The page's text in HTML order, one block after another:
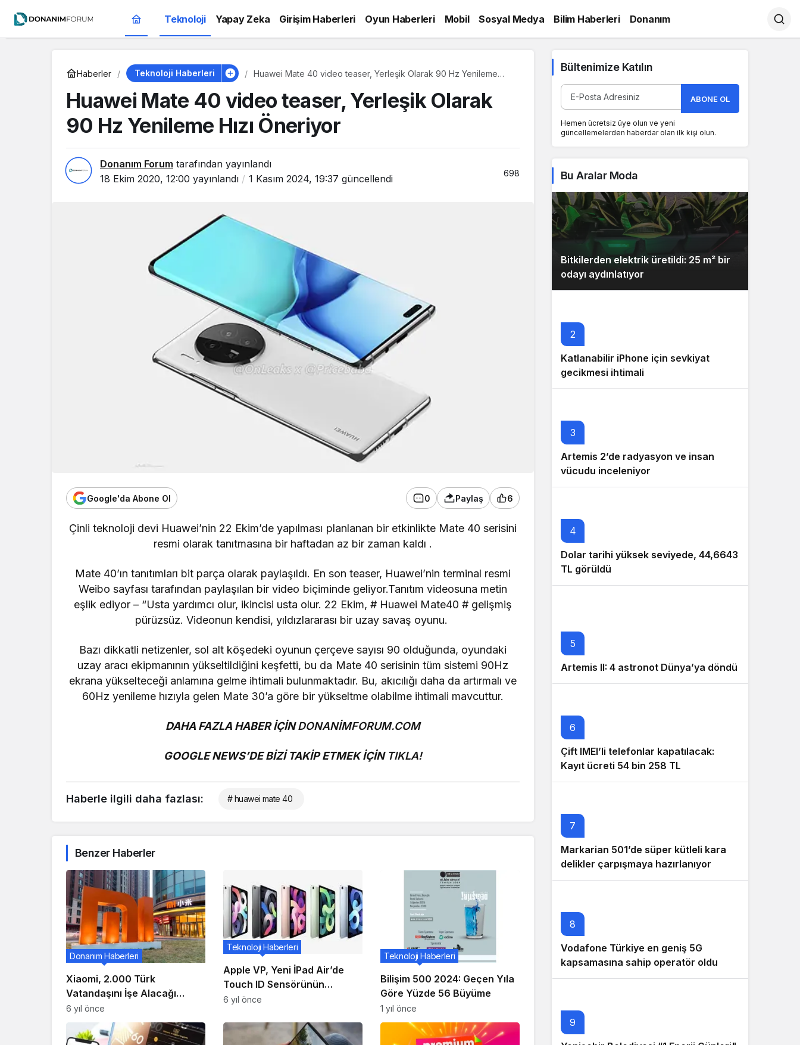
Teknoloji Yapay Zeka Girişim Haberleri Oyun Haberleri Mobil Sosyal Medya Bilim Haberleri Donanım
Haberler Teknoloji Haberleri
Huawei Mate 40 video teaser, Yerleşik Olarak 90 Hz Yenileme
Huawei Mate 40 video teaser, Yerleşik Olarak
90 Hz Yenileme Hızı Öneriyor
Donanım Forum tarafından yayınlandı
18 Ekim 2020, 12:00 yayınlandı 1 Kasım 2024, 19:37 güncellendi 698
Google'da Abone Ol 0 Paylaş 6
Çinli teknoloji devi Huawei’nin 22 Ekim’de yapılması planlanan bir etkinlikte Mate 40 serisini
resmi olarak tanıtmasına bir haftadan az bir zaman kaldı .
Mate 40’ın tanıtımları bit parça olarak paylaşıldı. En son teaser, Huawei’nin terminal resmi
Weibo sayfası tarafından paylaşılan bir video biçiminde geliyor.Tanıtım videosuna metin
eşlik ediyor – “Usta yardımcı olur, ikincisi usta olur. 22 Ekim, # Huawei Mate40 # gelişmiş
pürüzsüz. Videonun kendisi, yıldızlararası bir uzay savaş oyunu.
Bazı dikkatli netizenler, sol alt köşedeki oyunun çerçeve sayısı 90 olduğunda, oyundaki
uzay aracı ekipmanının yükseltildiğini keşfetti, bu da Mate 40 serisinin tüm sistemi 90Hz
ekrana yükselteceği anlamına gelme ihtimali bulunmaktadır. Bu, akıcılığı daha da artırmalı ve
60Hz yenileme hızıyla gelen Mate 30’a göre bir yükseltme olabilme ihtimali mavcuttur.
DAHA FAZLA HABER İÇİNDONANİMFORUM.COM
GOOGLE NEWS’DE BİZİ TAKİP ETMEK İÇİN TIKLA!
Haberle ilgili daha fazlası: # huawei mate 40
Benzer Haberler
Xiaomi, 2.000 Türk
Vatandaşını İşe Alacağı
Haberini Duyurdu!
Donanım Haberleri
6 yıl önce
Apple VP, Yeni İPad Air’de
Touch ID Sensörünün
Arkasındaki Mühendisliği
Teknoloji Haberleri
6 yıl önce
Bilişim 500 2024: Geçen Yıla
Göre Yüzde 56 Büyüme
Teknoloji Haberleri
1 yıl önce
Bültenimize Katılın
ABONE OL
Hemen ücretsiz üye olun ve yeni
güncellemelerden haberdar olan ilk kişi olun.
Bu Aralar Moda
Bitkilerden elektrik üretildi: 25 m² bir
odayı aydınlatıyor
2
Katlanabilir iPhone için sevkiyat
gecikmesi ihtimali
3
Artemis 2’de radyasyon ve insan
vücudu inceleniyor
4
Dolar tarihi yüksek seviyede, 44,6643
TL görüldü
5
Artemis II: 4 astronot Dünya’ya döndü
6
Çift IMEI’li telefonlar kapatılacak:
Kayıt ücreti 54 bin 258 TL
7
Markarian 501’de süper kütleli kara
delikler çarpışmaya hazırlanıyor
8
Vodafone Türkiye en geniş 5G
kapsamasına sahip operatör oldu
9